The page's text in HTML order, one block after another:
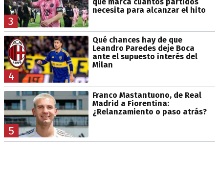
3
que marca cuántos partidos
necesita para alcanzar el hito
4
Qué chances hay de que
Leandro Paredes deje Boca
ante el supuesto interés del
Milan
5
Franco Mastantuono, de Real
Madrid a Fiorentina:
¿Relanzamiento o paso atrás?